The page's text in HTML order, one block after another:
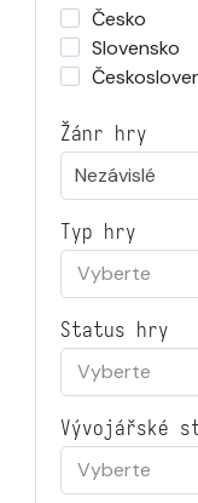
Česko
Slovensko
Žánr hry
Nezávislé
Typ hry
Vyberte
Status hry
Vyberte
Vývojářské
Vyberte